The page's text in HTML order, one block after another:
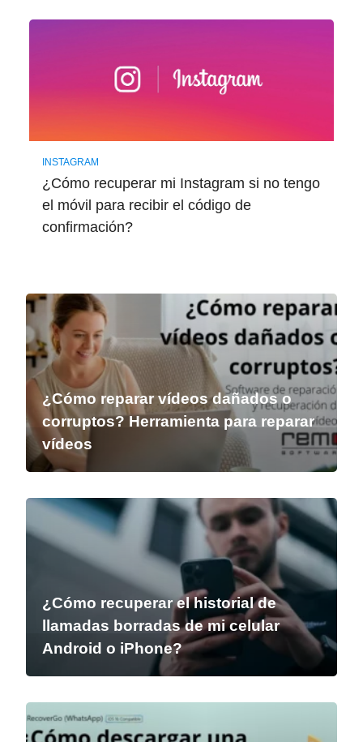
INSTAGRAM
¿Cómo recuperar mi Instagram si no tengo
el móvil para recibir el código de
confirmación?
¿Cómo reparar vídeos dañados o
corruptos? Herramienta para reparar
vídeos
¿Cómo recuperar el historial de
llamadas borradas de mi celular
Android o iPhone?